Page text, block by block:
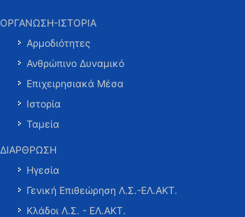
ΟΡΓΑΝΩΣΗ-ΙΣΤΟΡΙΑ
Αρμοδιότητες
Ανθρώπινο Δυναμικό
Επιχειρησιακά Μέσα
Ιστορία
Ταμεία
ΔΙΑΡΘΡΩΣΗ
Ηγεσία
Γενική Επιθεώρηση Λ.Σ.-ΕΛ.ΑΚΤ.
Κλάδοι Λ.Σ. - ΕΛ.ΑΚΤ.